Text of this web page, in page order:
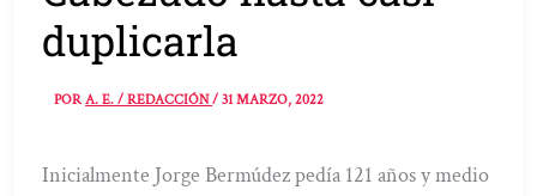
duplicarla
PORA. E. / REDACCIÓN/31 MARZO, 2022
Inicialmente Jorge Bermúdez pedía 121 años y medio